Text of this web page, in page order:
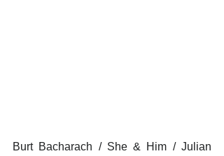
Burt Bacharach / She & Him / Julian